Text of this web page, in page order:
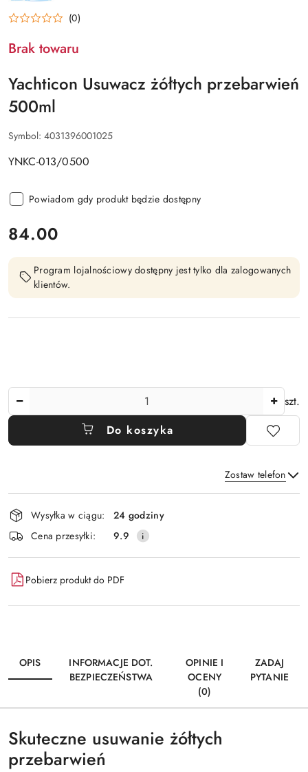
YACHTICON (0)
Brak towaru
Yachticon Usuwacz żółtych przebarwień
500ml
Symbol: 4031396001025
YNKC-013/0500
Powiadom gdy produkt będzie dostępny
cena:
84.00
Program lojalnościowy dostępny jest tylko dla zalogowanych
klientów.
szt.
Do koszyka
Zostaw telefon
Wyślij
Dostępność
i
dostawa
Wysyłka w ciągu:
24 godziny
Cena przesyłki:
9.9
Pobierz produkt do PDF
OPIS
INFORMACJE DOT.
BEZPIECZEŃSTWA
OPINIE I
OCENY
(0)
ZADAJ
PYTANIE
Skuteczne usuwanie żółtych
przebarwień